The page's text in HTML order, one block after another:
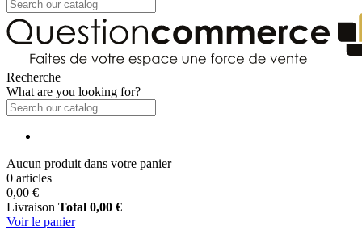
Recherche
What are you looking for?
Aucun produit dans votre panier
0 articles
0,00 €
Livraison Total 0,00 €
Voir le panier